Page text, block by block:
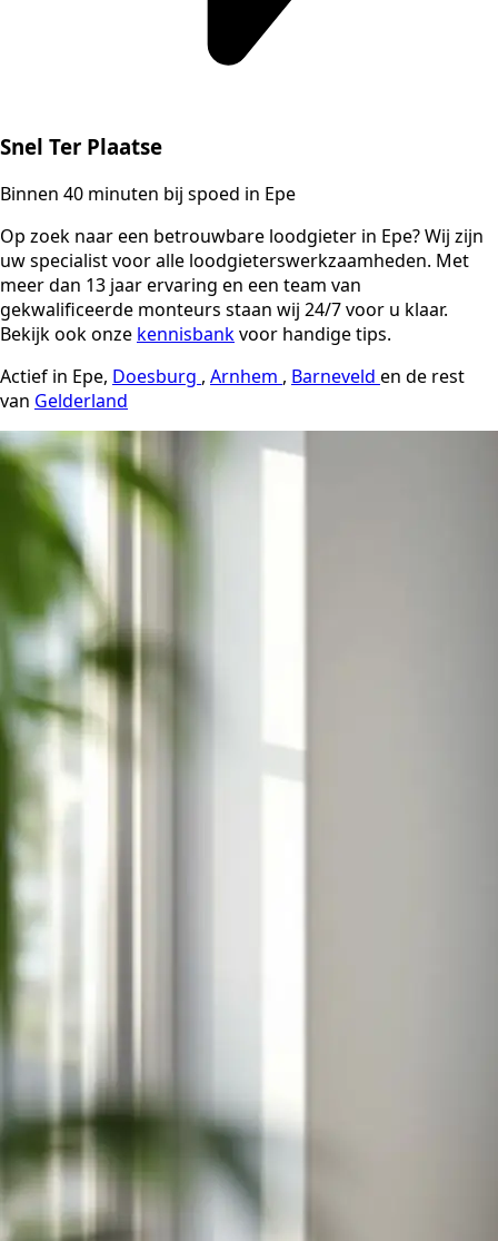
Snel Ter Plaatse
Binnen 40 minuten bij spoed in Epe
Op zoek naar een betrouwbare loodgieter in Epe? Wij zijn
uw specialist voor alle loodgieterswerkzaamheden. Met
meer dan 13 jaar ervaring en een team van
gekwalificeerde monteurs staan wij 24/7 voor u klaar.
Bekijk ook onze kennisbankvoor handige tips.
Actief in Epe, Doesburg , Arnhem , Barneveld en de rest
van Gelderland